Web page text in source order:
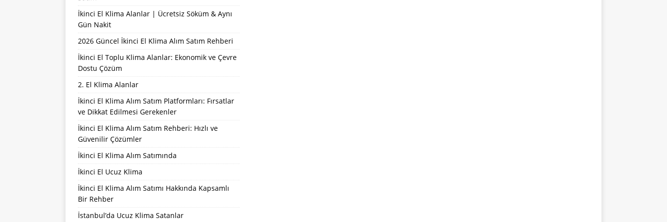
İkinci El Klima Alanlar | Ücretsiz Söküm & Aynı
Gün Nakit
2026 Güncel İkinci El Klima Alım Satım Rehberi
İkinci El Toplu Klima Alanlar: Ekonomik ve Çevre
Dostu Çözüm
2. El Klima Alanlar
İkinci El Klima Alım Satım Platformları: Fırsatlar
ve Dikkat Edilmesi Gerekenler
İkinci El Klima Alım Satım Rehberi: Hızlı ve
Güvenilir Çözümler
İkinci El Klima Alım Satımında
İkinci El Ucuz Klima
İkinci El Klima Alım Satımı Hakkında Kapsamlı
Bir Rehber
İstanbul’da Ucuz Klima Satanlar